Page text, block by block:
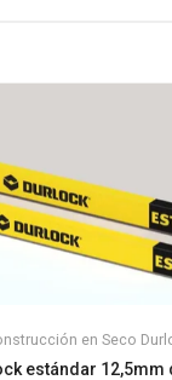
en Seco
estándar 12,5mm